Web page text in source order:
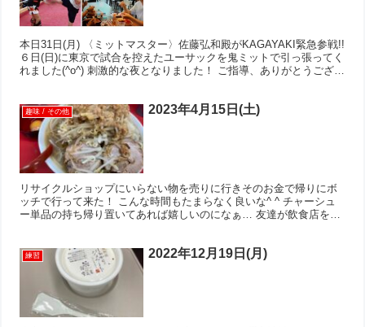
本日31日(月) 〈ミットマスター〉佐藤弘和殿がKAGAYAKI緊急参戦!!
６日(日)に東京で試合を控えたユーサックを鬼ミットで引っ張ってく
れました(^o^) 刺激的な夜となりました！ ご指導、ありがとうござい
趣味 / その他 2023年4月15日(土)
リサイクルショップにいらない物を売りに行きそのお金で帰りにボ
ッチで行って来た！ こんな時間もたまらなく良いな^ ^ チャーシュ
ー単品の持ち帰り置いてあれば嬉しいのになぁ… 友達が飲食店をオ
練習 2022年12月19日(月)